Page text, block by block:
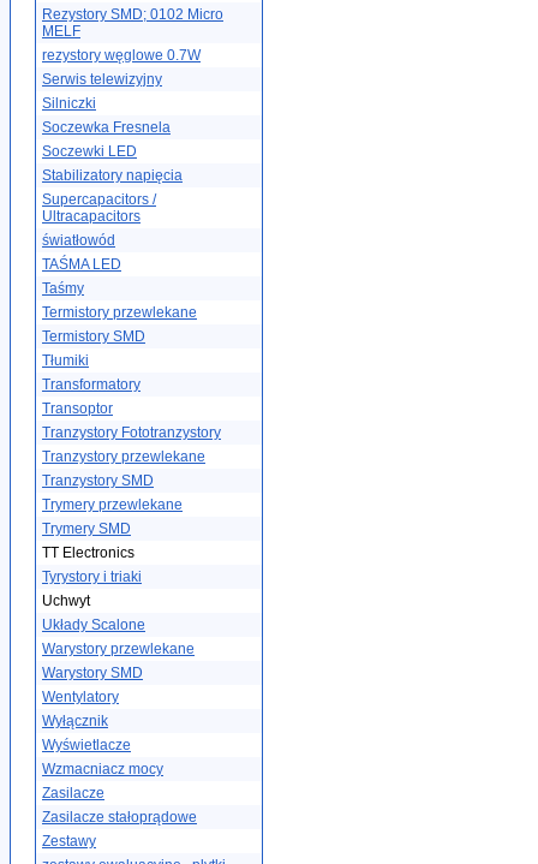
Rezystory SMD; 0102 Micro
MELF
rezystory węglowe 0.7W
Serwis telewizyjny
Silniczki
Soczewka Fresnela
Soczewki LED
Stabilizatory napięcia
Supercapacitors /
Ultracapacitors
światłowód
TAŚMA LED
Taśmy
Termistory przewlekane
Termistory SMD
Tłumiki
Transformatory
Transoptor
Tranzystory Fototranzystory
Tranzystory przewlekane
Tranzystory SMD
Trymery przewlekane
Trymery SMD
TT Electronics
Tyrystory i triaki
Uchwyt
Układy Scalone
Warystory przewlekane
Warystory SMD
Wentylatory
Wyłącznik
Wyświetlacze
Wzmacniacz mocy
Zasilacze
Zasilacze stałoprądowe
Zestawy